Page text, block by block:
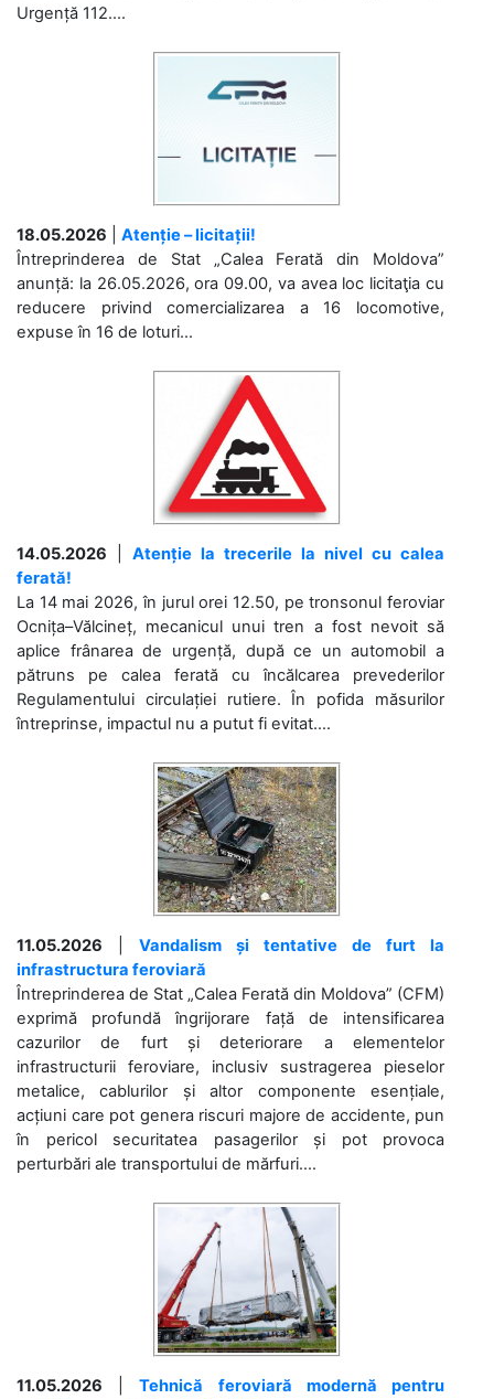
Urgență 112....
18.05.2026
Atenție – licitații!
Întreprinderea de Stat „Calea Ferată din Moldova”
anunță: la 26.05.2026, ora 09.00, va avea loc licitaţia cu
reducere privind comercializarea a 16 locomotive,
expuse în 16 de loturi...
14.05.2026
Atenție la trecerile la nivel cu calea
ferată!
La 14 mai 2026, în jurul orei 12.50, pe tronsonul feroviar
Ocnița–Vălcineț, mecanicul unui tren a fost nevoit să
aplice frânarea de urgență, după ce un automobil a
pătruns pe calea ferată cu încălcarea prevederilor
Regulamentului circulației rutiere. În pofida măsurilor
întreprinse, impactul nu a putut fi evitat....
11.05.2026
Vandalism și tentative de furt la
infrastructura feroviară
Întreprinderea de Stat „Calea Ferată din Moldova” (CFM)
exprimă profundă îngrijorare față de intensificarea
cazurilor de furt și deteriorare a elementelor
infrastructurii feroviare, inclusiv sustragerea pieselor
metalice, cablurilor și altor componente esențiale,
acțiuni care pot genera riscuri majore de accidente, pun
în pericol securitatea pasagerilor și pot provoca
perturbări ale transportului de mărfuri....
11.05.2026 |Tehnică feroviară modernă pentru